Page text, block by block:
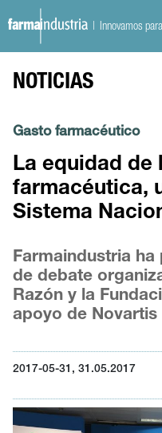
| Innovamos
NOTICIAS
Gasto farmacéutico
La equidad de
farmacéutica,
Sistema
Farmaindustria
de debate
Razón y la
apoyo de Novartis
2017-05-31, 31.05.2017